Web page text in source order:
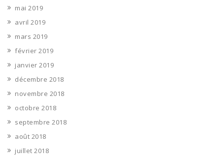
mai 2019
avril 2019
mars 2019
février 2019
janvier 2019
décembre 2018
novembre 2018
octobre 2018
septembre 2018
août 2018
juillet 2018